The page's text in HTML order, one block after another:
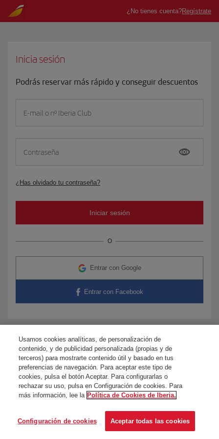
Inicia sesión
Podrás reservar más rápido y conseguir descuentos
E-mail o nº Iberia Club
Contraseña
¿Has olvidado tu contraseña?
O
Entrar con Google
Entrar con Facebook
¿Tienes dudas?Contacta con nosotros
Usamos cookies analíticas, de personalización de
contenido, y de publicidad personalizada (propias y de
terceros) para mostrarte contenido útil y basado en tus
preferencias de navegación. Para aceptar este tipo de
cookies, pulsa el botón Aceptar. Para configurarlas o
rechazar su uso, pulsa en Configuración de cookies. Para
más información, lee la Política de Cookies de Iberia.
Configuración de cookies Aceptar todas las cookies